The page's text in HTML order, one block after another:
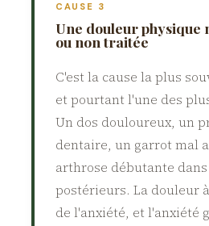
CAUSE 3
Une douleur physique
ou non traitée
C'est la cause la plus
et pourtant l'une des
Un dos douloureux, un
dentaire, un garrot mal
arthrose débutante
postérieurs. La douleur
de l'anxiété, et l'anxiété